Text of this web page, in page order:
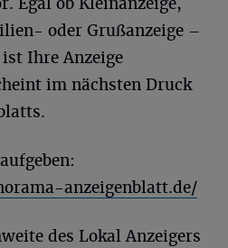
oder Grußanzeige –
Ihre Anzeige
im nächsten Druck
anzeigenblatt.de/
des Lokal Anzeigers